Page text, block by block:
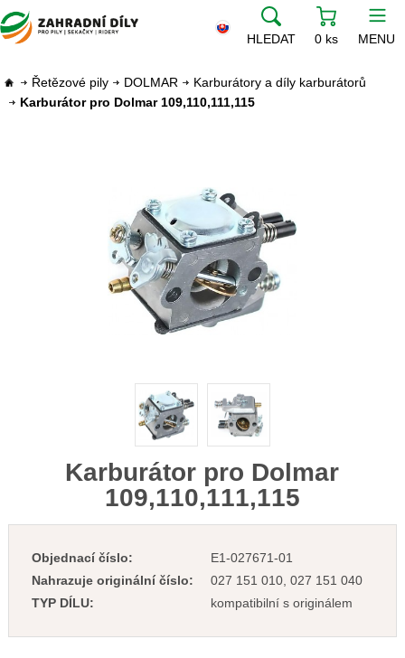
HLEDAT 0 ks MENU
Řetězové pily DOLMAR
Karburátory a díly karburátorů
Karburátor pro Dolmar 109,110,111,115
Karburátor pro Dolmar
109,110,111,115
Objednací číslo:
E1-027671-01
Nahrazuje originální číslo:
027 151 010, 027 151 040
TYP DÍLU:
kompatibilní s originálem